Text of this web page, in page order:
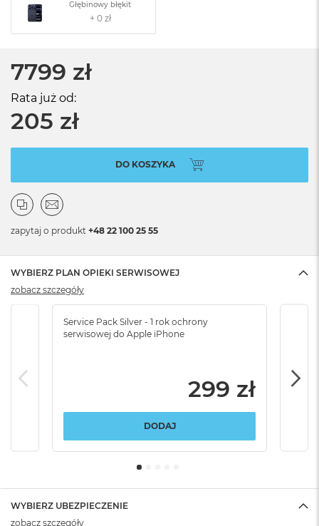
Głębinowy błękit
7799 zł
Rata już od:
205 zł
DO KOSZYKA
zapytaj o produkt +48 22 100 25 55
WYBIERZ PLAN OPIEKI SERWISOWEJ
Service Pack Silver - 1 rok ochrony
serwisowej do Apple iPhone
299 zł
DODAJ
zobacz szczegóły
WYBIERZ UBEZPIECZENIE
zobacz szczegóły